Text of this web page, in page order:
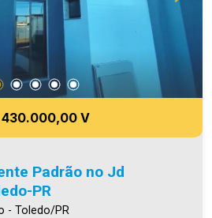
nos o direito de corrigir
e ou ortografia, bem
preços e imagens. Fotos
430.000,00 V
Padrão no Jd
PR
- Toledo/PR